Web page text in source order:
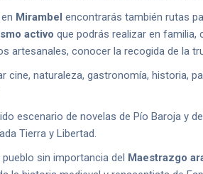
Mirambel encontrarás también rutas
activo que podrás realizar en familia,
artesanales, conocer la recogida de la
cine, naturaleza, gastronomía, historia,
escenario de novelas de Pío Baroja y
Tierra y Libertad.
sin importancia del Maestrazgo